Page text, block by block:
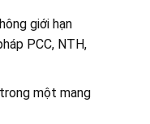
giới hạn
PCC, NTH,
một mang